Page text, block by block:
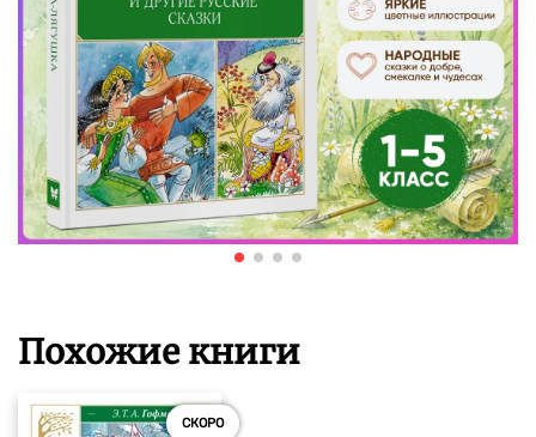
Похожие книги
СКОРО